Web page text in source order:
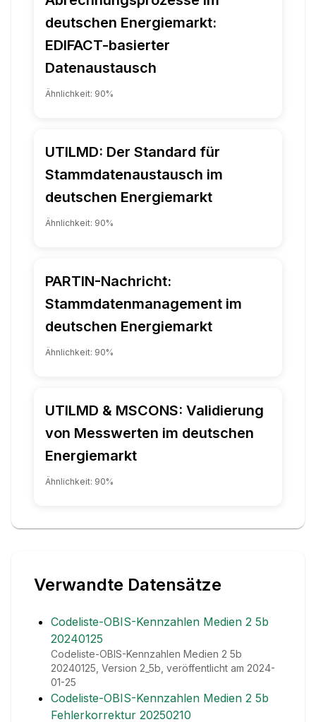
deutschen Energiemarkt:
EDIFACT-basierter
Datenaustausch
Ähnlichkeit: 90%
UTILMD: Der Standard für
Stammdatenaustausch im
deutschen Energiemarkt
Ähnlichkeit: 90%
PARTIN-Nachricht:
Stammdatenmanagement im
deutschen Energiemarkt
Ähnlichkeit: 90%
UTILMD & MSCONS: Validierung
von Messwerten im deutschen
Energiemarkt
Ähnlichkeit: 90%
Verwandte Datensätze
Codeliste-OBIS-Kennzahlen Medien 2 5b
20240125
Codeliste-OBIS-Kennzahlen Medien 2 5b
20240125, Version 2_5b, veröffentlicht am 2024-
01-25
Codeliste-OBIS-Kennzahlen Medien 2 5b
Fehlerkorrektur 20250210